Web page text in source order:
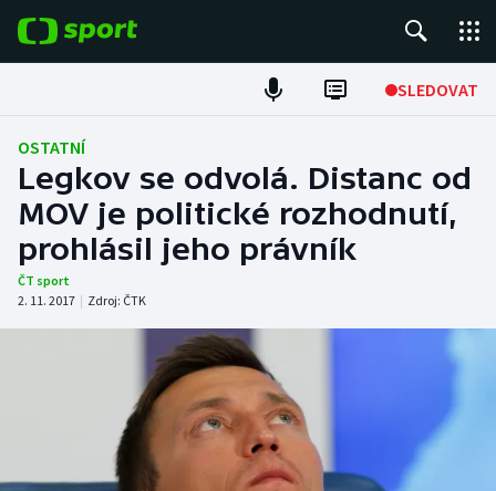
SLEDOVAT
Fotbal
Hokej
Tenis
Atletika
DALŠÍ SPORTY
Americký fotbal
NEPŘEHLÉDNĚTE
OSTATNÍ
Legkov se odvolá. Distanc od
MOV je politické rozhodnutí,
prohlásil jeho právník
ČT sport
2. 11. 2017 | Zdroj: ČTK